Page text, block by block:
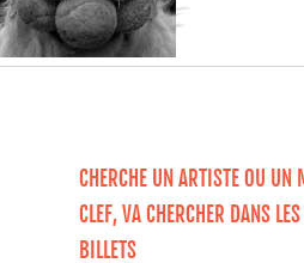
CHERCHE UN ARTISTE OU UN
CLEF, VA CHERCHER DANS
BILLETS